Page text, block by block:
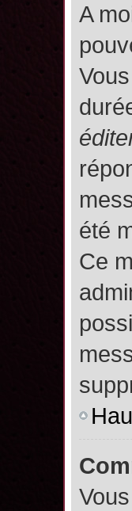
A
été
Ce